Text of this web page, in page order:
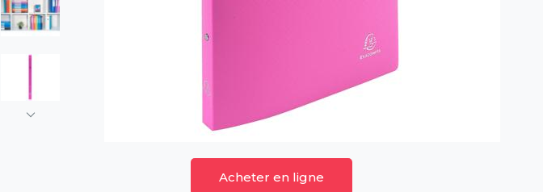
Acheter en ligne